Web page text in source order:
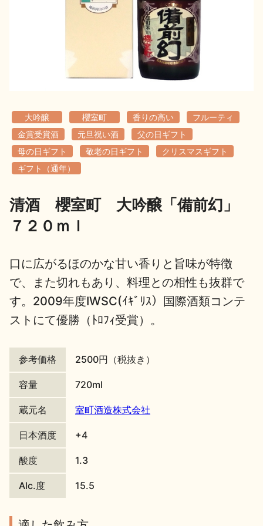
地酒解体新書
地酒川柳 地酒小説
日本酒の楽しみ方特集
地酒・イベント情報
大吟醸 櫻室町 香りの高い
フルーティ
金賞受賞酒
元旦祝い酒
父の日ギフト
母の日ギフト
敬老の日ギフト
クリスマスギフト
ギフト（通年）
清酒 櫻室町 大吟醸「備前幻」
７２０ｍｌ
口に広がるほのかな甘い香りと旨味が特徴
で、また切れもあり、料理との相性も抜群で
す。2009年度IWSC(ｲｷﾞﾘｽ）国際酒類コンテ
ストにて優勝（ﾄﾛﾌｨ受賞）。
参考価格 2500円（税抜き）
容量 720ml
蔵元名 室町酒造株式会社
日本酒度 +4
酸度 1.3
Alc.度 15.5